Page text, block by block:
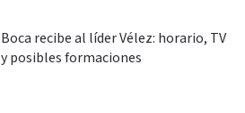
Boca recibe al líder Vélez: horario, TV
y posibles formaciones